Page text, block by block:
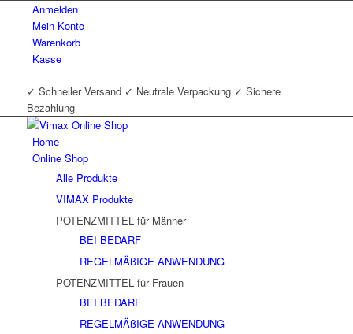
Anmelden
Mein Konto
Warenkorb
Kasse
✓ Schneller Versand ✓ Neutrale Verpackung ✓ Sichere
Bezahlung
Home
Online Shop
Alle Produkte
VIMAX Produkte
POTENZMITTEL für Männer
BEI BEDARF
REGELMÄßIGE ANWENDUNG
POTENZMITTEL für Frauen
BEI BEDARF
REGELMÄßIGE ANWENDUNG